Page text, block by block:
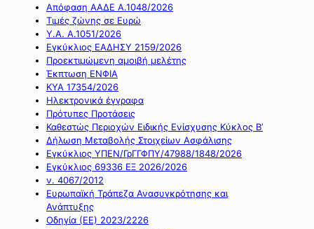
Απόφαση ΑΑΔΕ Α.1048/2026
Τιμές ζώνης σε Ευρώ
Υ.Α. Α.1051/2026
Εγκύκλιος ΕΑΔΗΣΥ 2159/2026
Προεκτιμώμενη αμοιβή μελέτης
Έκπτωση ΕΝΦΙΑ
ΚΥΑ 17354/2026
Ηλεκτρονικά έγγραφα
Πρότυπες Προτάσεις
Καθεστώς Περιοχών Ειδικής Ενίσχυσης Κύκλος Β’
Δήλωση Μεταβολής Στοιχείων Ασφάλισης
Εγκύκλιος ΥΠΕΝ/ΓρΓΓΦΠΥ/47988/1848/2026
Εγκύκλιος 69336 ΕΞ 2026/2026
ν. 4067/2012
Ευρωπαϊκή Τράπεζα Ανασυγκρότησης και
Ανάπτυξης
Οδηγία (ΕΕ) 2023/2226